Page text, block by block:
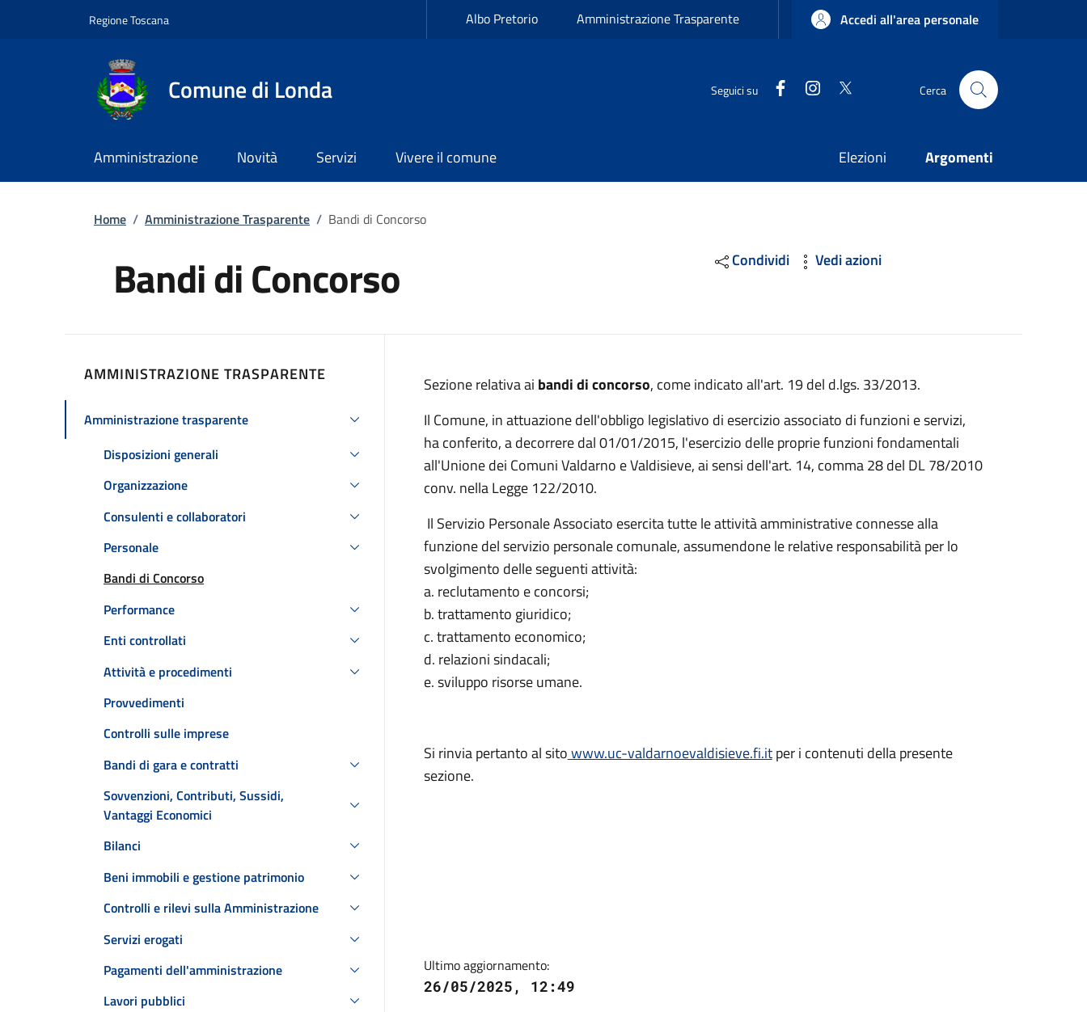
Regione ToscanaSlim top Albo Pretorio Amministrazione Trasparente Accedi all'area personale
Comune di Londa Seguici su FacebookInstagram Cerca
Amministrazione Novità Servizi Vivere il comune Elezioni Argomenti
Briciole di pane
Home / Amministrazione Trasparente / Bandi di Concorso
Bandi di Concorso Condividi Vedi azioni
AMMINISTRAZIONE TRASPARENTE
Amministrazione trasparente
Attivo
Disposizioni generali
Organizzazione
Consulenti e collaboratori
Personale
Bandi di Concorso
Performance
Enti controllati
Attività e procedimenti
Provvedimenti
Controlli sulle imprese
Bandi di gara e contratti
Sovvenzioni, Contributi, Sussidi,
Vantaggi Economici
Bilanci
Beni immobili e gestione patrimonio
Controlli e rilevi sulla Amministrazione
Servizi erogati
Pagamenti dell'amministrazione
Lavori pubblici
Descrizione
Sezione relativa ai bandi di concorso, come indicato all'art. 19 del d.lgs. 33/2013.
Il Comune, in attuazione dell'obbligo legislativo di esercizio associato di funzioni e servizi,
ha conferito, a decorrere dal 01/01/2015, l'esercizio delle proprie funzioni fondamentali
all'Unione dei Comuni Valdarno e Valdisieve, ai sensi dell'art. 14, comma 28 del DL 78/2010
conv. nella Legge 122/2010.
Il Servizio Personale Associato esercita tutte le attività amministrative connesse alla
funzione del servizio personale comunale, assumendone le relative responsabilità per lo
svolgimento delle seguenti attività:
a. reclutamento e concorsi;
b. trattamento giuridico;
c. trattamento economico;
d. relazioni sindacali;
e. sviluppo risorse umane.
Si rinvia pertanto al sitowww.uc-valdarnoevaldisieve.fi.itper i contenuti della presente
sezione.
Ultimo aggiornamento:
26/05/2025, 12:49